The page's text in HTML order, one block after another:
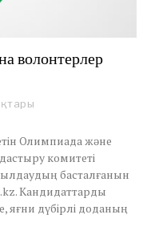
волонтерлер
Олимпиада және
комитеті
басталғанын
Кандидаттарды
яғни дүбірлі доданың